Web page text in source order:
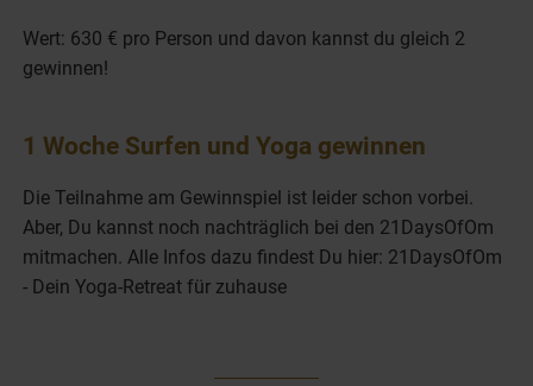
Wert: 630 € pro Person und davon kannst du gleich 2
gewinnen!
1 Woche Surfen und Yoga gewinnen
Die Teilnahme am Gewinnspiel ist leider schon vorbei.
Aber, Du kannst noch nachträglich bei den 21DaysOfOm
mitmachen. Alle Infos dazu findest Du hier: 21DaysOfOm
- Dein Yoga-Retreat für zuhause